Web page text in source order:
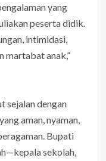
yang
peserta didik.
intimidasi,
martabat anak,”
sejalan dengan
aman, nyaman,
Bupati
sekolah,